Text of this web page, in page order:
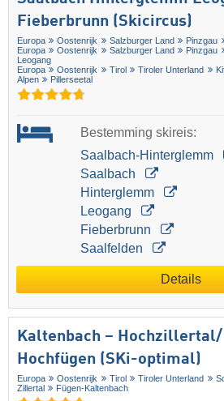
Fieberbrunn (Skicircus)
Europa Oostenrijk Salzburger Land Pinzgau
Europa
Oostenrijk Salzburger Land Pinzgau
Leogang
Europa
Oostenrijk Tirol Tiroler Unterland
Alpen
Pillerseetal
Bestemming skireis:
Saalbach-Hinterglemm
Saalbach
Hinterglemm
Leogang
Fieberbrunn
Saalfelden
Details
Kaltenbach – Hochzillertal/​
Hochfügen (SKi-optimal)
Europa Oostenrijk Tirol Tiroler Unterland
Zillertal
Fügen-Kaltenbach